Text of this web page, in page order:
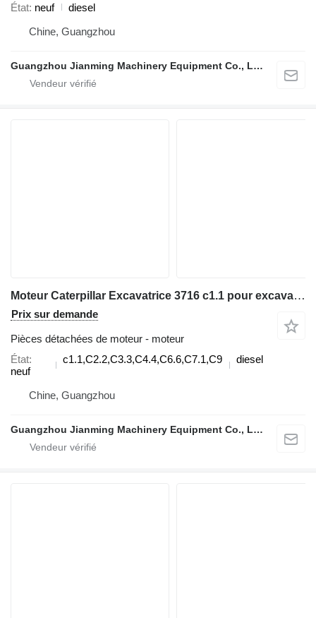
État neuf
diesel
Chine, Guangzhou
Guangzhou Jianming Machinery Equipment Co., Ltd.
Moteur Caterpillar Excavatrice 3716 c1.1 pour excavateur Caterpillar 3176
Prix sur demande
Pièces détachées de moteur - moteur
État
neuf
c1.1,C2.2,C3.3,C4.4,C6.6,C7.1,C9 diesel
Chine, Guangzhou
Guangzhou Jianming Machinery Equipment Co., Ltd.